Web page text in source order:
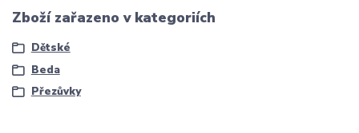
Zboží zařazeno v kategoriích
Dětské
Beda
Přezůvky